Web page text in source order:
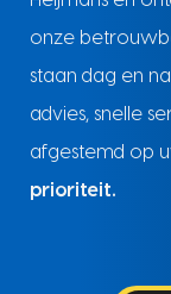
onze
staan dag en
advies, snelle
afgestemd op
prioriteit.